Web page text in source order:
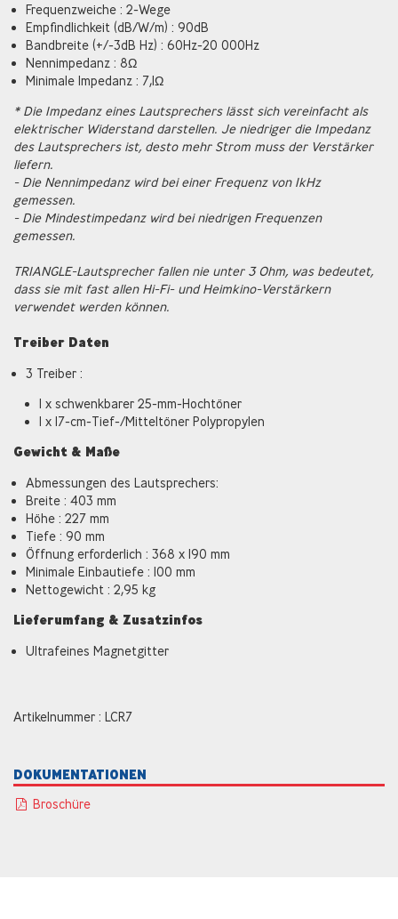
Frequenzweiche : 2-Wege
Empfindlichkeit (dB/W/m) : 90dB
Bandbreite (+/-3dB Hz) : 60Hz-20 000Hz
Nennimpedanz : 8Ω
Minimale Impedanz : 7,1Ω
* Die Impedanz eines Lautsprechers lässt sich vereinfacht als
elektrischer Widerstand darstellen. Je niedriger die Impedanz
des Lautsprechers ist, desto mehr Strom muss der Verstärker
liefern.
- Die Nennimpedanz wird bei einer Frequenz von 1kHz
gemessen.
- Die Mindestimpedanz wird bei niedrigen Frequenzen
gemessen.
TRIANGLE-Lautsprecher fallen nie unter 3 Ohm, was bedeutet,
dass sie mit fast allen Hi-Fi- und Heimkino-Verstärkern
verwendet werden können.
Treiber Daten
3 Treiber :
1 x schwenkbarer 25-mm-Hochtöner
1 x 17-cm-Tief-/Mitteltöner Polypropylen
Gewicht & Maße
Abmessungen des Lautsprechers:
Breite : 403 mm
Höhe : 227 mm
Tiefe : 90 mm
Öffnung erforderlich : 368 x 190 mm
Minimale Einbautiefe : 100 mm
Nettogewicht : 2,95 kg
Lieferumfang & Zusatzinfos
Ultrafeines Magnetgitter
Artikelnummer : LCR7
DOKUMENTATIONEN
Broschüre